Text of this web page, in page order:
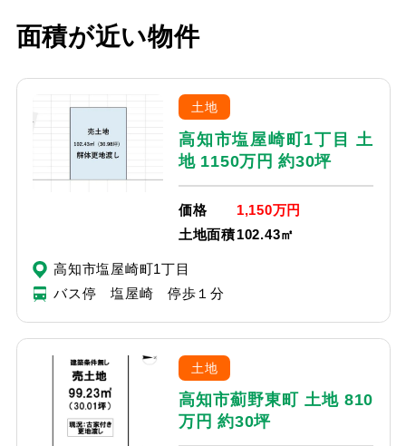
面積が近い物件
土地
高知市塩屋崎町1丁目 土
地 1150万円 約30坪
価格
1,150万円
土地面積102.43㎡
高知市塩屋崎町1丁目
バス停 塩屋崎 停歩１分
土地
高知市薊野東町 土地 810
万円 約30坪